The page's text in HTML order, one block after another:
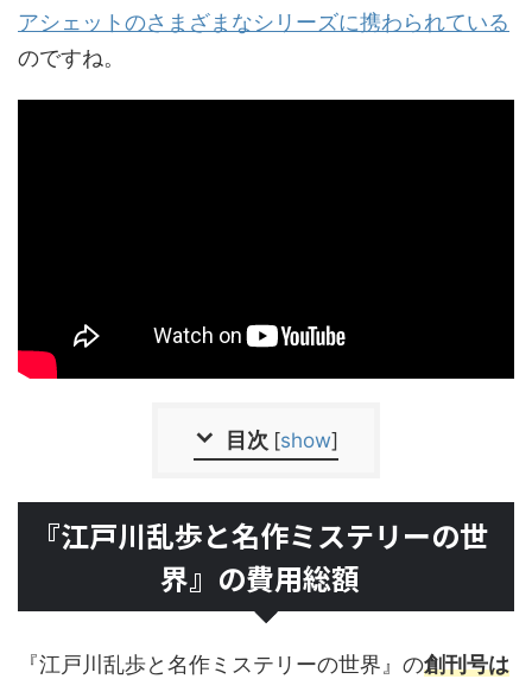
アシェットのさまざまなシリーズに携わられている
のですね。
目次 [show]
『江戸川乱歩と名作ミステリーの世
界』の費用総額
『江戸川乱歩と名作ミステリーの世界』の創刊号は